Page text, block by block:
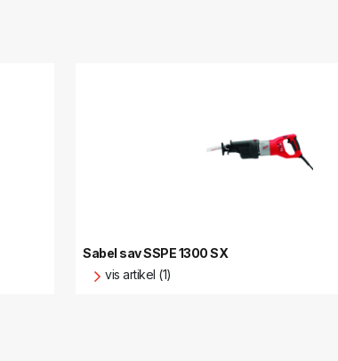
Sabel sav SSPE 1300 SX
vis artikel (1)